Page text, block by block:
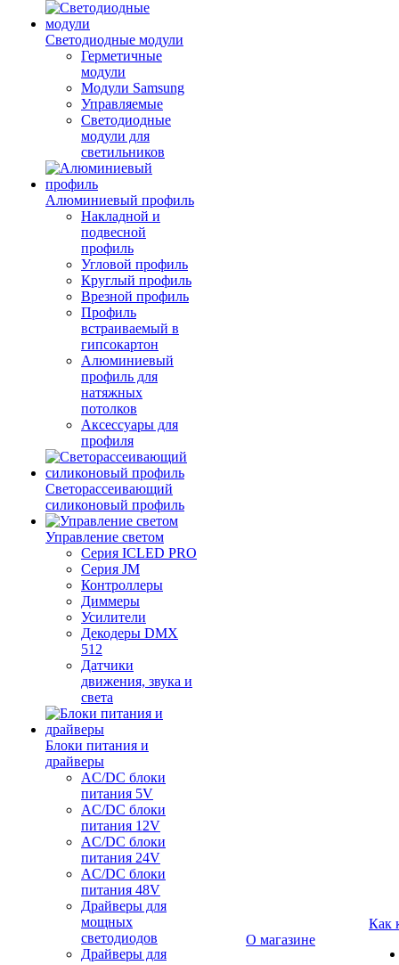
Светодиодные модули
Герметичные
модули
Модули Samsung
Управляемые
Светодиодные
модули для
светильников
Алюминиевый профиль
Накладной и
подвесной
профиль
Угловой профиль
Круглый профиль
Врезной профиль
Профиль
встраиваемый в
гипсокартон
Алюминиевый
профиль для
натяжных
потолков
Аксессуары для
профиля
Светорассеивающий
силиконовый профиль
Управление светом
Серия ICLED PRO
Серия JM
Контроллеры
Диммеры
Усилители
Декодеры DMX
512
Датчики
движения, звука и
света
Блоки питания и
драйверы
AC/DC блоки
питания 5V
AC/DC блоки
питания 12V
AC/DC блоки
питания 24V
AC/DC блоки
питания 48V
Драйверы для
мощных
светодиодов
Драйверы для
О магазине
Как